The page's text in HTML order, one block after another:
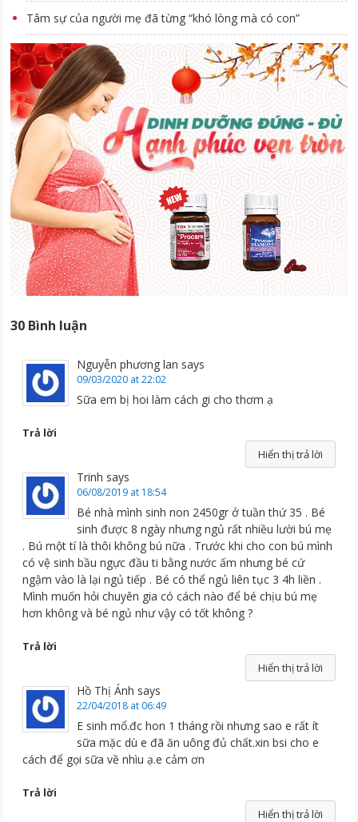
Tâm sự của người mẹ đã từng “khó lòng mà có con”
30 Bình luận
Nguyễn phương lan says
09/03/2020 at 22:02
Sữa em bị hoi làm cách gi cho thơm ạ
Trả lời
Hiển thị trả lời
Trinh says
06/08/2019 at 18:54
Bé nhà mình sinh non 2450gr ở tuần thứ 35 . Bé
sinh được 8 ngày nhưng ngủ rất nhiều lười bú mẹ
. Bú một tí là thôi không bú nữa . Trước khi cho con bú mình
có vệ sinh bầu ngực đầu ti bằng nước ấm nhưng bé cứ
ngậm vào là lại ngủ tiếp . Bé có thể ngủ liên tục 3 4h liền .
Mình muốn hỏi chuyên gia có cách nào để bé chịu bú mẹ
hơn không và bé ngủ như vậy có tốt không ?
Trả lời
Hiển thị trả lời
Hồ Thị Ánh says
22/04/2018 at 06:49
E sinh mổ.đc hon 1 tháng rồi nhưng sao e rất ít
sữa mặc dù e đã ăn uông đủ chất.xin bsi cho e
cách để gọi sữa về nhìu ạ.e cảm ơn
Trả lời
Hiển thị trả lời